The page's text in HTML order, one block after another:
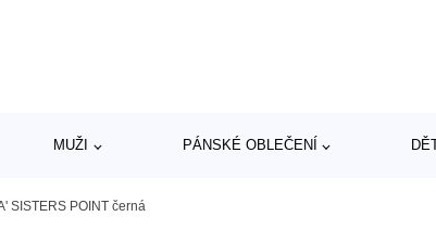
MUŽI PÁNSKÉ OBLEČENÍ
SISTERS POINT černá